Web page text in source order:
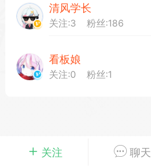
手绘画师 游戏中心
员
04-03 16:49
电脑端 公开内容
起开发属于大家的“二次元宇宙”
~为爱发电~持续更新~
关注 聊天
清风学长
关注:3 粉丝:186
看板娘
关注:0 粉丝:1